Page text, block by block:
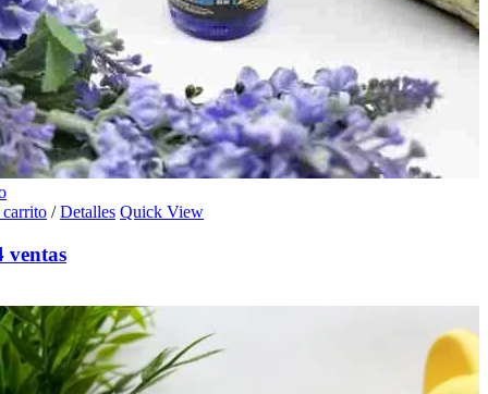
/ Detalles Quick View
ventas